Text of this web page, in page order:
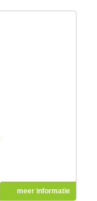
meer informatie